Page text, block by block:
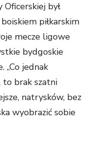
Oficerskiej był
piłkarskim
mecze ligowe
bydgoskie
„Co jednak
to brak szatni
natrysków, bez
wyobrazić sobie